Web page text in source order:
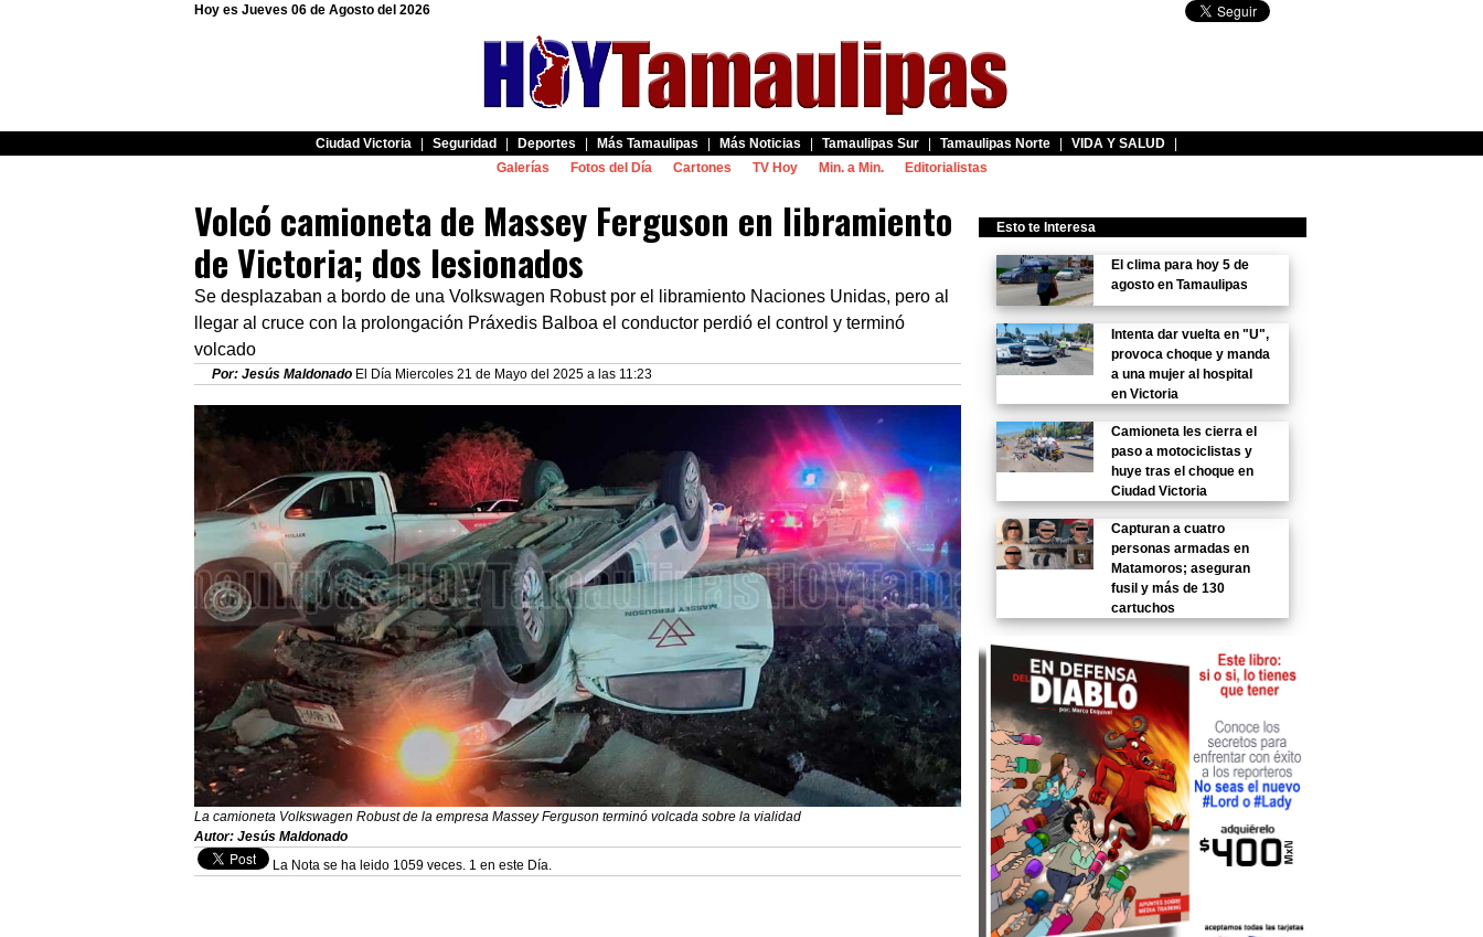
Hoy es Jueves 06 de Agosto del 2026
Ciudad Victoria Seguridad Deportes Más Tamaulipas Más Noticias Tamaulipas Sur Tamaulipas Norte VIDA Y SALUD
Galerías
Fotos del Día Cartones TV Hoy Min. a Min. Editorialistas
Volcó camioneta de Massey Ferguson en libramiento
de Victoria; dos lesionados
Se desplazaban a bordo de una Volkswagen Robust por el libramiento Naciones Unidas, pero al
llegar al cruce con la prolongación Práxedis Balboa el conductor perdió el control y terminó
volcado
Por: Jesús Maldonado El Día Miercoles 21 de Mayo del 2025 a las 11:23
La camioneta Volkswagen Robust de la empresa Massey Ferguson terminó volcada sobre la vialidad
Autor: Jesús Maldonado
La Nota se ha leido 1059 veces. 1 en este Día.
Esto te Interesa
El clima para hoy 5 de
agosto en Tamaulipas
Intenta dar vuelta en "U",
provoca choque y manda
a una mujer al hospital
en Victoria
Camioneta les cierra el
paso a motociclistas y
huye tras el choque en
Ciudad Victoria
Capturan a cuatro
personas armadas en
Matamoros; aseguran
fusil y más de 130
cartuchos